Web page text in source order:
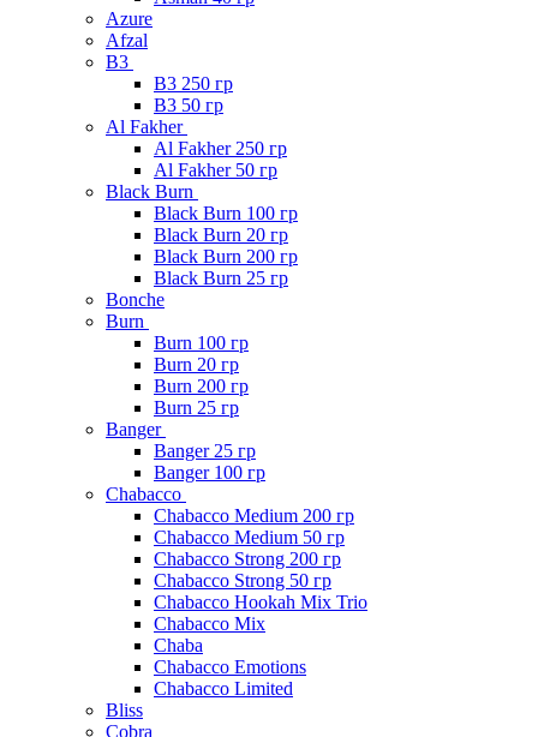
Azure
Afzal
B3
B3 250 гр
B3 50 гр
Al Fakher
Al Fakher 250 гр
Al Fakher 50 гр
Black Burn
Black Burn 100 гр
Black Burn 20 гр
Black Burn 200 гр
Black Burn 25 гр
Bonche
Burn
Burn 100 гр
Burn 20 гр
Burn 200 гр
Burn 25 гр
Banger
Banger 25 гр
Banger 100 гр
Chabacco
Chabacco Medium 200 гр
Chabacco Medium 50 гр
Chabacco Strong 200 гр
Chabacco Strong 50 гр
Chabacco Hookah Mix Trio
Chabacco Mix
Chaba
Chabacco Emotions
Chabacco Limited
Bliss
Cobra